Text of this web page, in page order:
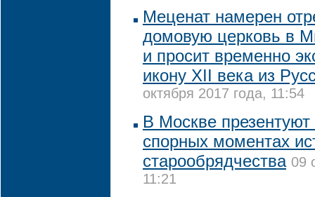
Меценат намерен
домовую церковь в
и просит временно
икону XII века из
октября 2017 года, 11:54
В Москве презентуют
спорных моментах
старообрядчества 09
11:21